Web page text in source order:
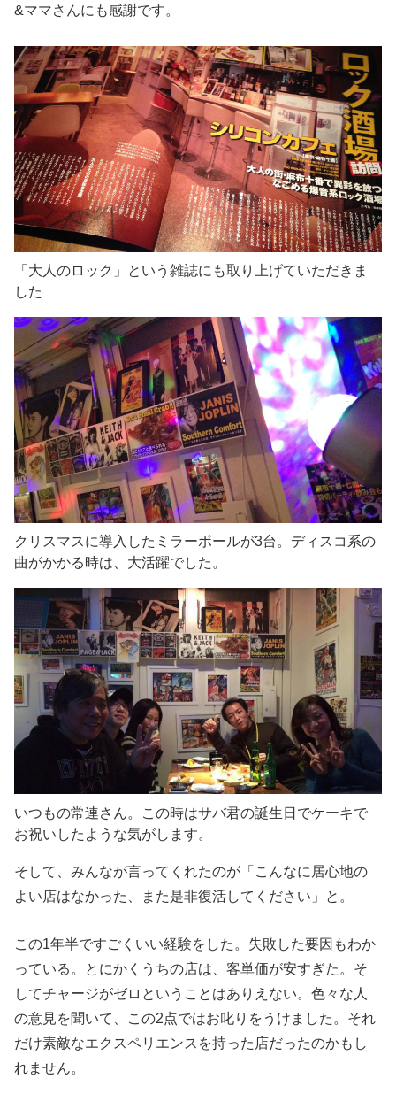
&ママさんにも感謝です。
「大人のロック」という雑誌にも取り上げていただきま
した
クリスマスに導入したミラーボールが3台。ディスコ系の
曲がかかる時は、大活躍でした。
いつもの常連さん。この時はサバ君の誕生日でケーキで
お祝いしたような気がします。
そして、みんなが言ってくれたのが「こんなに居心地の
よい店はなかった、また是非復活してください」と。
この1年半ですごくいい経験をした。失敗した要因もわか
っている。とにかくうちの店は、客単価が安すぎた。そ
してチャージがゼロということはありえない。色々な人
の意見を聞いて、この2点ではお叱りをうけました。それ
だけ素敵なエクスペリエンスを持った店だったのかもし
れません。